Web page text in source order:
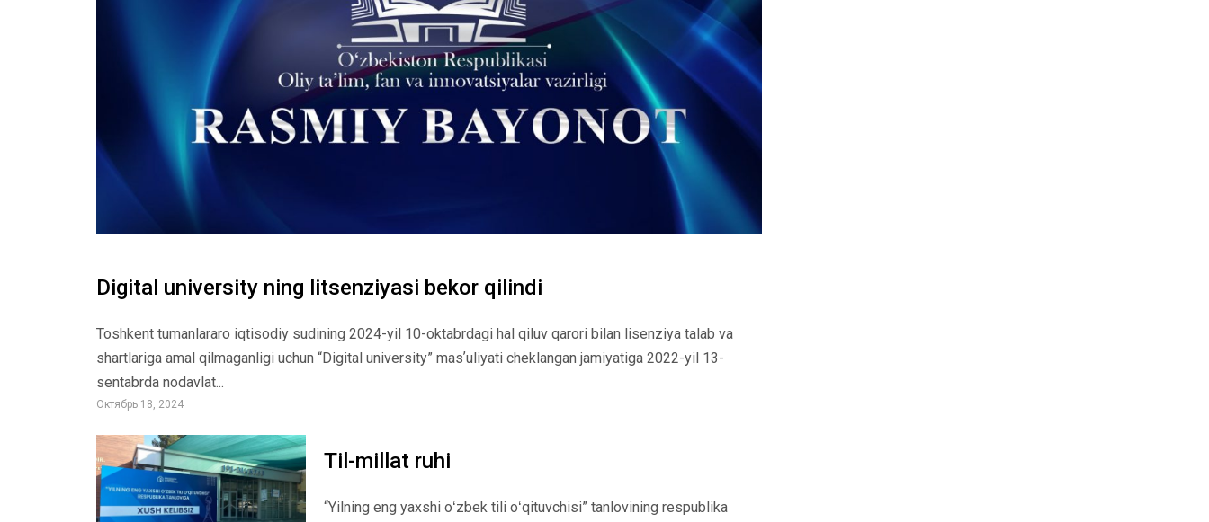
Digital university ning litsenziyasi bekor qilindi
Toshkent tumanlararo iqtisodiy sudining 2024-yil 10-oktabrdagi hal qiluv qarori bilan lisenziya talab va
shartlariga amal qilmaganligi uchun “Digital university” masʼuliyati cheklangan jamiyatiga 2022-yil 13-
sentabrda nodavlat...
Октябрь 18, 2024
Til-millat ruhi
“Yilning eng yaxshi oʻzbek tili oʻqituvchisi” tanlovining respublika